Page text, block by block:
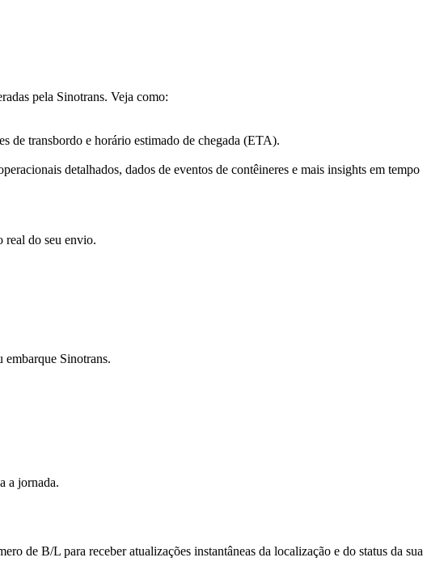
pela Sinotrans. Veja como:
de transbordo e horário estimado de chegada (ETA).
detalhados, dados de eventos de contêineres e mais insights em tempo
real do seu envio.
embarque Sinotrans.
a jornada.
de B/L para receber atualizações instantâneas da localização e do status da sua